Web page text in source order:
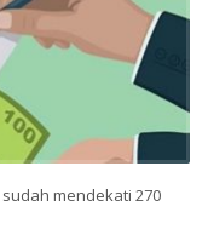
mendekati 270